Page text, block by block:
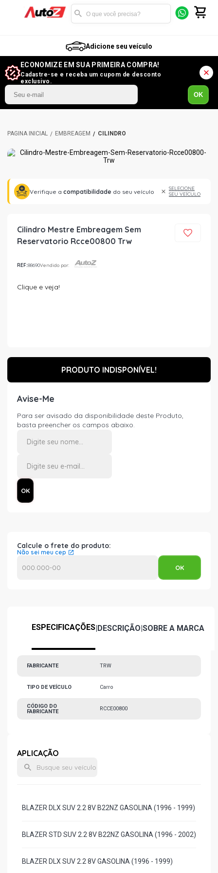
Adicione seu veículo
ECONOMIZE EM SUA PRIMEIRA COMPRA!
Cadastre-se e receba um cupom de desconto
exclusivo.
OK
EMBREAGEM CILINDRO
Verifique a compatibilidade do seu veículo
SELECIONE
SEU VEÍCULO
Cilindro Mestre Embreagem Sem
Reservatorio Rcce00800 Trw
REF:88690Vendido por:
Clique e veja!
PRODUTO INDISPONÍVEL!
Avise-Me
Para ser avisado da disponibilidade deste Produto,
basta preencher os campos abaixo.
Calcule o frete do produto:
Não sei meu cep
ESPECIFICAÇÕES|DESCRIÇÃO|SOBRE A MARCA
FABRICANTE TRW
TIPO DE VEÍCULO Carro
CÓDIGO DO
FABRICANTE
RCCE00800
APLICAÇÃO
BLAZER DLX SUV 2.2 8V B22NZ GASOLINA (1996 - 1999)
BLAZER STD SUV 2.2 8V B22NZ GASOLINA (1996 - 2002)
BLAZER DLX SUV 2.2 8V GASOLINA (1996 - 1999)